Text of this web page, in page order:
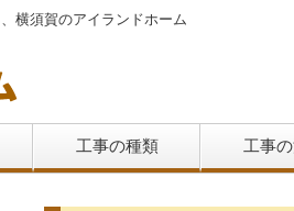
横須賀のアイランドホーム
工事の種類 工事